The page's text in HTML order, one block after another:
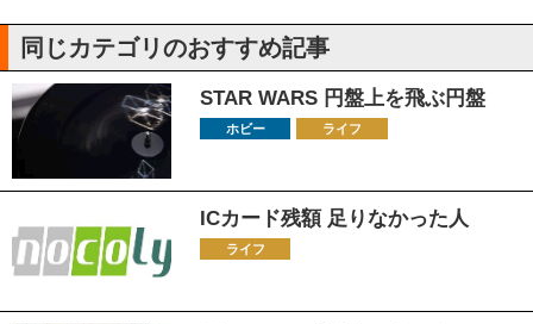
同じカテゴリのおすすめ記事
STAR WARS 円盤上を飛ぶ円盤
ホビー ライフ
ICカード残額 足りなかった人
ライフ